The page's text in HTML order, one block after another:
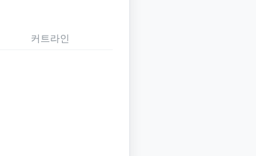
커트라인